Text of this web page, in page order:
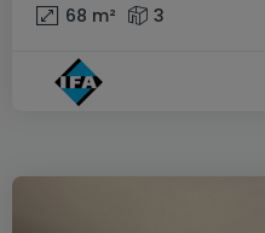
68 m² 3